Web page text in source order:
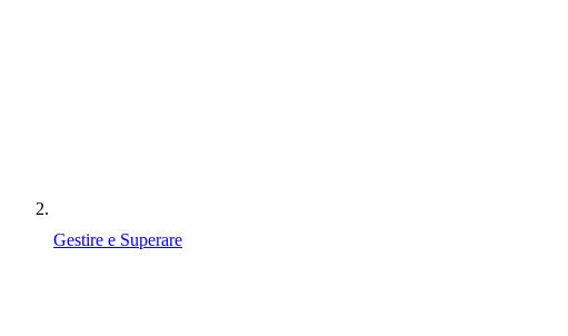
Gestire e Superare